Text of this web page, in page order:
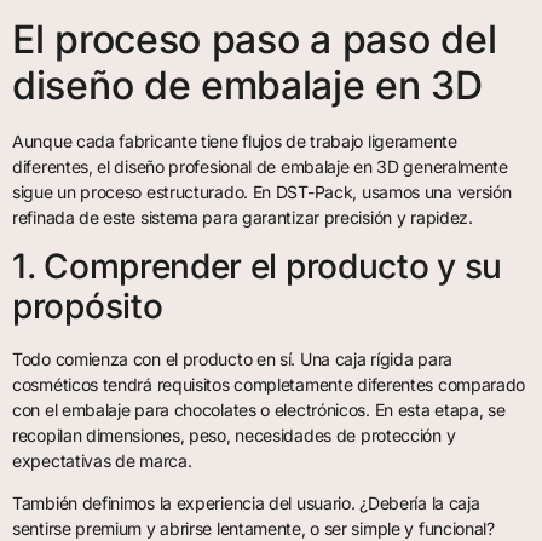
El proceso paso a paso del
diseño de embalaje en 3D
Aunque cada fabricante tiene flujos de trabajo ligeramente
diferentes, el diseño profesional de embalaje en 3D generalmente
sigue un proceso estructurado. En DST-Pack, usamos una versión
refinada de este sistema para garantizar precisión y rapidez.
1. Comprender el producto y su
propósito
Todo comienza con el producto en sí. Una caja rígida para
cosméticos tendrá requisitos completamente diferentes comparado
con el embalaje para chocolates o electrónicos. En esta etapa, se
recopilan dimensiones, peso, necesidades de protección y
expectativas de marca.
También definimos la experiencia del usuario. ¿Debería la caja
sentirse premium y abrirse lentamente, o ser simple y funcional?